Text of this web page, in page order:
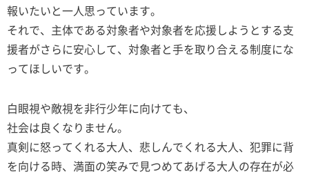
報いたいと一人思っています。
それで、主体である対象者や対象者を応援しようとする支
援者がさらに安心して、対象者と手を取り合える制度にな
ってほしいです。
白眼視や敵視を非行少年に向けても、
社会は良くなりません。
真剣に怒ってくれる大人、悲しんでくれる大人、犯罪に背
を向ける時、満面の笑みで見つめてあげる大人の存在が必